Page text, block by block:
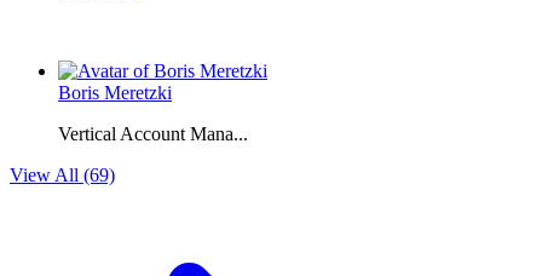
Boris Meretzki
Vertical Account Mana...
View All (69)